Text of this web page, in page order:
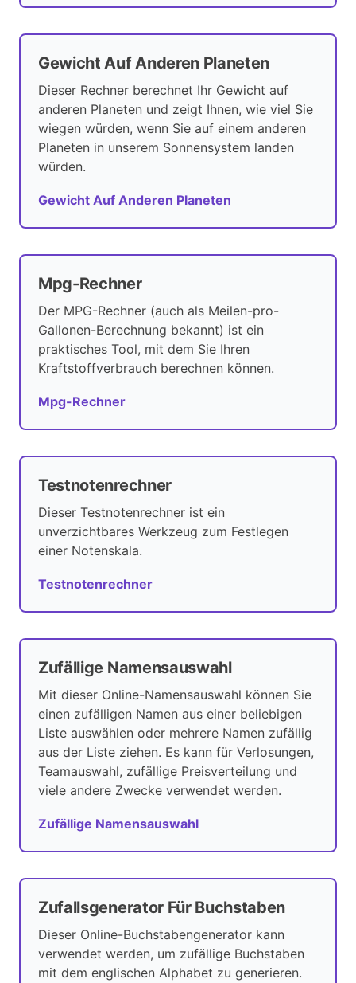
Gewicht Auf Anderen Planeten
Dieser Rechner berechnet Ihr Gewicht auf
anderen Planeten und zeigt Ihnen, wie viel Sie
wiegen würden, wenn Sie auf einem anderen
Planeten in unserem Sonnensystem landen
würden.
Gewicht Auf Anderen Planeten
Mpg-Rechner
Der MPG-Rechner (auch als Meilen-pro-
Gallonen-Berechnung bekannt) ist ein
praktisches Tool, mit dem Sie Ihren
Kraftstoffverbrauch berechnen können.
Mpg-Rechner
Testnotenrechner
Dieser Testnotenrechner ist ein
unverzichtbares Werkzeug zum Festlegen
einer Notenskala.
Testnotenrechner
Zufällige Namensauswahl
Mit dieser Online-Namensauswahl können Sie
einen zufälligen Namen aus einer beliebigen
Liste auswählen oder mehrere Namen zufällig
aus der Liste ziehen. Es kann für Verlosungen,
Teamauswahl, zufällige Preisverteilung und
viele andere Zwecke verwendet werden.
Zufällige Namensauswahl
Zufallsgenerator Für Buchstaben
Dieser Online-Buchstabengenerator kann
verwendet werden, um zufällige Buchstaben
mit dem englischen Alphabet zu generieren.